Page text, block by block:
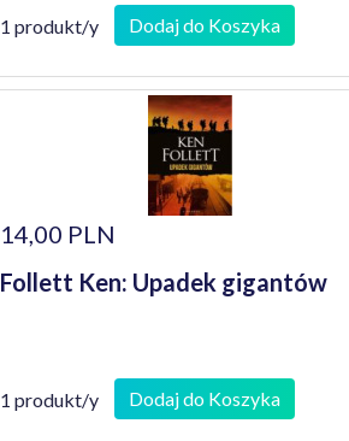
wyborczych XXI wieku
1 produkt/y Dodaj do Koszyka
14,00 PLN
Follett Ken: Upadek gigantów
1 produkt/y Dodaj do Koszyka